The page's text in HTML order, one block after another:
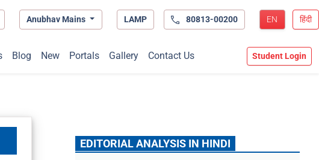
Anubhav Mains LAMP 80813-00200 EN हिंदी
Blog New Portals Gallery Contact Us Student Login
EDITORIAL ANALYSIS IN HINDI